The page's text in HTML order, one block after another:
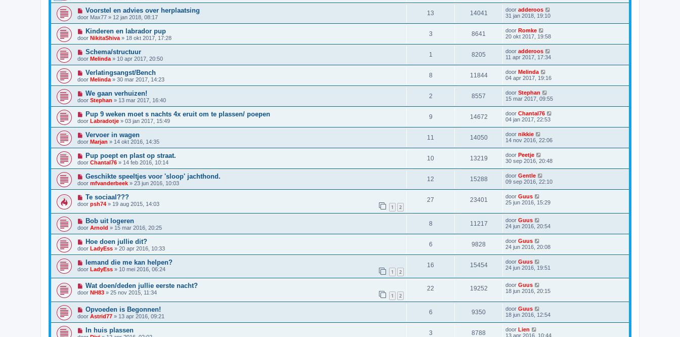
Voorstel en advies over herplaatsing
door Max77 » 12 jan 2018, 08:17
13 14041 door adderoos
31 jan 2018, 19:10
Kinderen en labrador pup
door NikitaShiva » 18 okt 2017, 17:28
3 8641 door Romke
20 okt 2017, 19:58
Schema/structuur
door Melinda » 10 apr 2017, 20:50
1 8205 door adderoos
11 apr 2017, 17:34
Verlatingsangst/Bench
door Melinda » 30 mar 2017, 14:23
8 11844 door Melinda
04 apr 2017, 19:16
We gaan verhuizen!
door Stephan » 13 mar 2017, 16:40
2 8557 door Stephan
15 mar 2017, 09:55
Pup 9 weken moet s nachts 4x eruit om te plassen/ poepen
door Labradotje » 03 jan 2017, 15:49
9 14672 door Chantal76
04 jan 2017, 22:53
Vervoer in wagen
door Marjan » 14 okt 2016, 14:35
11 14050 door nikkie
14 nov 2016, 22:06
Pup poept en plast op straat.
door Chantal76 » 14 feb 2016, 10:14
10 13219 door Peetje
30 sep 2016, 20:48
Geschikte speeltjes voor 'sloop' jachthond.
door mfvanderbeek » 23 jun 2016, 10:03
12 15288 door Gentle
09 sep 2016, 22:10
Te sociaal???
door psh74 » 19 aug 2015, 14:03 1 2
27 23401 door Guus
25 jun 2016, 15:29
Bob uit logeren
door Arnold » 15 mar 2016, 20:25
8 11217 door Guus
24 jun 2016, 20:54
Hoe doen jullie dit?
door LadyEss » 20 apr 2016, 10:33
6 9828 door Guus
24 jun 2016, 20:08
Iemand die me kan helpen?
door LadyEss » 10 mei 2016, 06:24 1 2
16 15454 door Guus
24 jun 2016, 19:51
Wat doen/deden jullie eerste nacht?
door NH83 » 25 nov 2015, 11:34 1 2
22 19252 door Guus
18 jun 2016, 20:15
Opvoeden is Begonnen!
door Astrid77 » 13 apr 2016, 09:21
6 9350 door Guus
18 jun 2016, 12:54
In huis plassen 3 8788 door Lien
13 apr 2016, 10:44